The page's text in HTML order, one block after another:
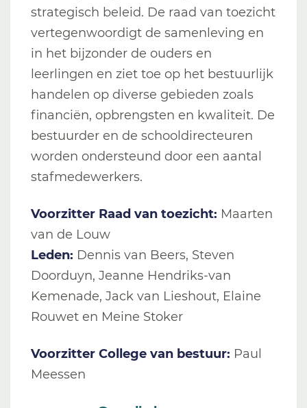
strategisch beleid. De raad van toezicht
vertegenwoordigt de samenleving en
in het bijzonder de ouders en
leerlingen en ziet toe op het bestuurlijk
handelen op diverse gebieden zoals
financiën, opbrengsten en kwaliteit. De
bestuurder en de schooldirecteuren
worden ondersteund door een aantal
stafmedewerkers.
Voorzitter Raad van toezicht: Maarten
van de Louw
Leden: Dennis van Beers, Steven
Doorduyn, Jeanne Hendriks-van
Kemenade, Jack van Lieshout, Elaine
Rouwet en Meine Stoker
Voorzitter College van bestuur: Paul
Meessen